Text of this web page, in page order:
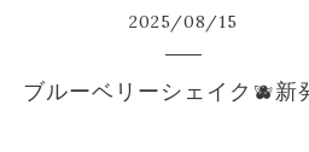
2025/08/15
ブルーベリーシェイク🫐新